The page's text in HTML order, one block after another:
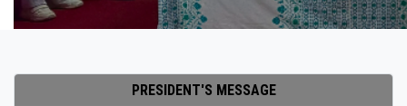
PRESIDENT'S MESSAGE